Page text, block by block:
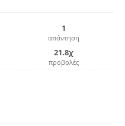
1
απάντηση
21.8χ
προβολές